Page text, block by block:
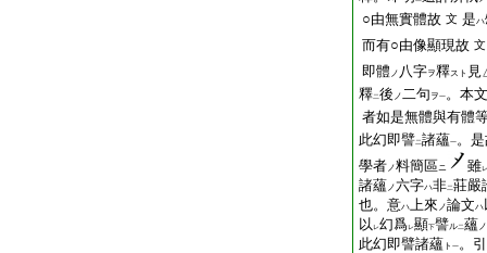
○由無實體故 文 是ハ
而有○由像顯現故 文
即體 ノ 八字ヲ釋スト 見
釋二後 ノ二句 ヲ一。本文
者如是無體與有體
此幻即譬二諸蘊一。
學者ノ料簡區ニ 雖レ
諸蘊ノ六字ハ非二莊嚴
也。意ハ上來 ノ論文ハ
以 レ幻爲レ顯下譬ル二蘊ノ
此幻即譬諸蘊 ト 一。引